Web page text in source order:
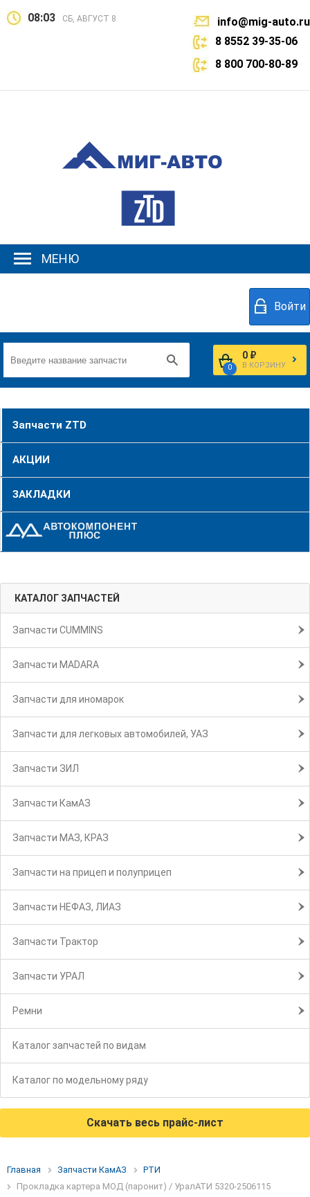
08:03 СБ, АВГУСТ 8
info@mig-auto.ru
8 8552 39-35-06
8 800 700-80-89
МЕНЮ
Войти
0
0 ₽
В КОРЗИНУ
Запчасти ZTD
АКЦИИ
ЗАКЛАДКИ
КАТАЛОГ ЗАПЧАСТЕЙ
Запчасти CUMMINS
Запчасти MADARA
Запчасти для иномарок
Запчасти для легковых автомобилей, УАЗ
Запчасти ЗИЛ
Запчасти КамАЗ
Запчасти МАЗ, КРАЗ
Запчасти на прицеп и полуприцеп
Запчасти НЕФАЗ, ЛИАЗ
Запчасти Трактор
Запчасти УРАЛ
Ремни
Каталог запчастей по видам
Каталог по модельному ряду
Скачать весь прайс-лист
Главная Запчасти КамАЗ
РТИ
Прокладка картера МОД (паронит) / УралАТИ 5320-2506115